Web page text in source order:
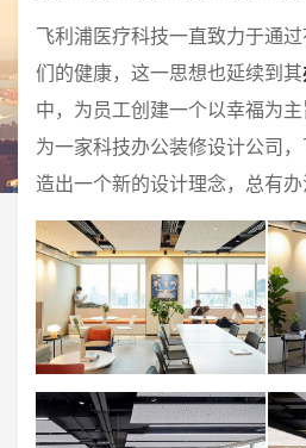
飞利浦医疗科技一直致力于通
们的健康，这一思想也延续到其
中，为员工创建一个以幸福为
为一家科技办公装修设计公司
造出一个新的设计理念，总有办